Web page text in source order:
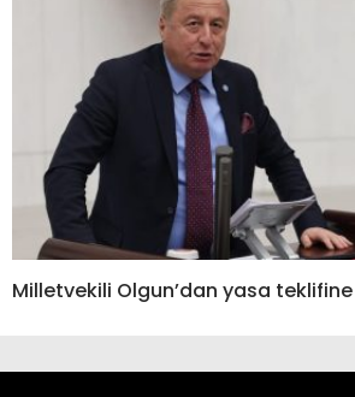
Milletvekili Olgun’dan yasa